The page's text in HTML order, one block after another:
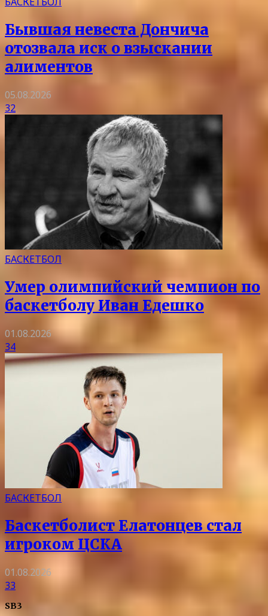
Бывшая невеста Дончича
отозвала иск о взыскании
алиментов
05.08.2026
32
БАСКЕТБОЛ
Умер олимпийский чемпион по
баскетболу Иван Едешко
01.08.2026
34
БАСКЕТБОЛ
Баскетболист Елатонцев стал
игроком ЦСКА
01.08.2026
33
SB3